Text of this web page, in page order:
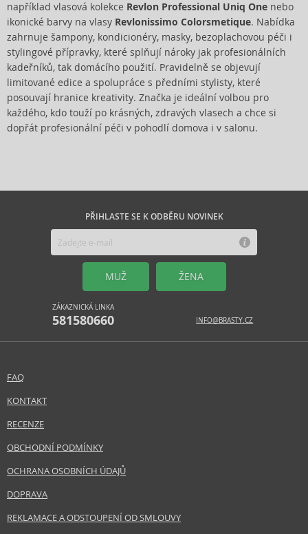
například vlasová kolekce Revlon Professional Uniq One nebo
ikonické barvy na vlasy Revlonissimo Colorsmetique. Nabídka
zahrnuje šampony, kondicionéry, masky, bezoplachovou péči i
stylingové přípravky, které splňují nároky jak profesionálních
kadeřníků, tak domácího použití. Pravidelně se objevují
limitované edice a spolupráce s předními stylisty, které
posouvají hranice kreativity. Značka je ideální volbou pro
každého, kdo touží po krásných, zdravých vlasech a chce si
dopřát profesionální péči v pohodlí domova i v salonu.
PŘIHLASTE SE K ODBĚRU NOVINEK
MUŽ ŽENA
ZÁKAZNICKÁ LINKA
581580660 INFO@BRASTY.CZ
FAQ
KONTAKT
RECENZE
OBCHODNÍ PODMÍNKY
OCHRANA OSOBNÍCH ÚDAJŮ
DOPRAVA
REKLAMACE A ODSTOUPENÍ OD SMLOUVY